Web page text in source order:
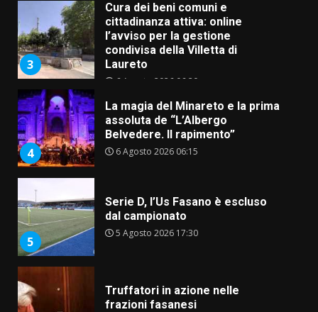
3
Cura dei beni comuni e
cittadinanza attiva: online
l’avviso per la gestione
condivisa della Villetta di
Laureto
6 Agosto 2026 06:20
4
La magia del Minareto e la prima
assoluta de “L’Albergo
Belvedere. Il rapimento”
6 Agosto 2026 06:15
5
Serie D, l’Us Fasano è escluso
dal campionato
5 Agosto 2026 17:30
Truffatori in azione nelle
frazioni fasanesi